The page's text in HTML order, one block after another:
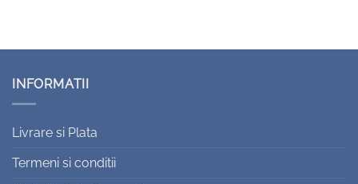
INFORMATII
Livrare si Plata
Termeni si conditii